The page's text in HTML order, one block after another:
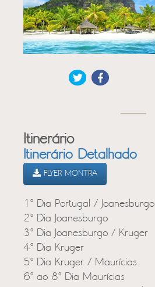
Itinerário
Itinerário Detalhado
FLYER MONTRA
1º Dia Portugal / Joanesburgo
2º Dia Joanesburgo
3º Dia Joanesburgo / Kruger
4º Dia Kruger
5º Dia Kruger / Maurícias
6º ao 8º Dia Maurícias